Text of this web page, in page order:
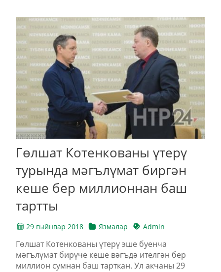
Гөлшат Котенкованы үтерү
турында мәгълүмат биргән
кеше бер миллионнан баш
тартты
29 гыйнвар 2018 Язмалар Admin
Гөлшат Котенкованы үтерү эше буенча
мәгълүмат бирүче кеше вәгъдә ителгән бер
миллион сумнан баш тарткан. Ул акчаны 29